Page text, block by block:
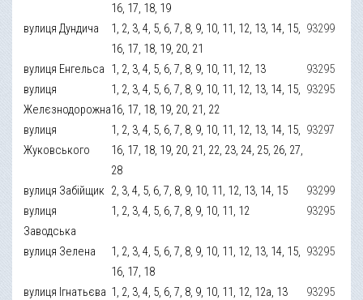
16, 17, 18, 19
вулиця Дундича
1, 2, 3, 4, 5, 6, 7, 8, 9, 10, 11, 12, 13, 14, 15,
16, 17, 18, 19, 20, 21
93299
вулиця Енгельса 1, 2, 3, 4, 5, 6, 7, 8, 9, 10, 11, 12, 13
93295
вулиця
Желєзнодорожна
1, 2, 3, 4, 5, 6, 7, 8, 9, 10, 11, 12, 13, 14, 15,
16, 17, 18, 19, 20, 21, 22
93295
вулиця
Жуковського
1, 2, 3, 4, 5, 6, 7, 8, 9, 10, 11, 12, 13, 14, 15,
16, 17, 18, 19, 20, 21, 22, 23, 24, 25, 26, 27,
28
93297
вулиця Забійщик 2, 3, 4, 5, 6, 7, 8, 9, 10, 11, 12, 13, 14, 15
93299
вулиця
Заводська
1, 2, 3, 4, 5, 6, 7, 8, 9, 10, 11, 12 93295
вулиця Зелена
1, 2, 3, 4, 5, 6, 7, 8, 9, 10, 11, 12, 13, 14, 15,
16, 17, 18
93295
вулиця Ігнатьєва 1, 2, 3, 4, 5, 6, 7, 8, 9, 10, 11, 12, 12а, 13
93295